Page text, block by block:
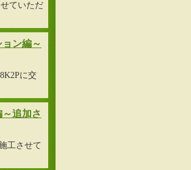
ていただ
ン編～
に交
追加さ
工させて